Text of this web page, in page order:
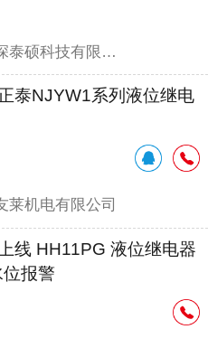
深圳深泰硕科技有限公司
泰NJYW1系列液位继电
莱机电有限公司
线 HH11PG 液位继电器
报警